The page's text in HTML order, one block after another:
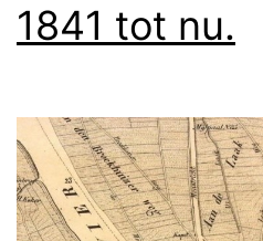
1841 tot nu.